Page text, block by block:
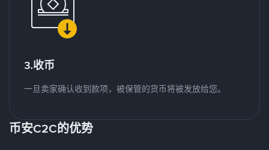
3.收币
一旦卖家确认收到款项，被保管的货币将被发放给您。
币安C2C的优势